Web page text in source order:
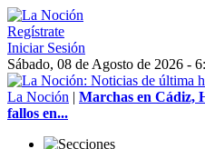
Regístrate
Iniciar Sesión
Sábado, 08 de Agosto de 2026 -
La Noción | Marchas en Cádiz,
fallos en...